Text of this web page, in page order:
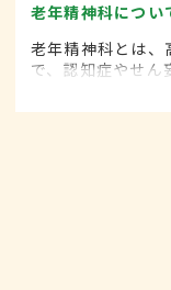
老年精神科につい
老年精神科とは、
で、認知症やせん
害の診断・治療を